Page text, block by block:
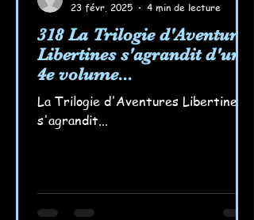
318 La Trilogie d'Aventures
Libertines s'agrandit d'un
4e volume...
La Trilogie d'Aventures Libertines
s'agrandit...
23 févr. 2025
4 min de lecture